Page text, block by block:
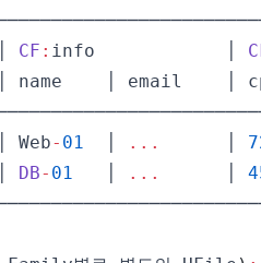
CF : info            │
Web- 01 ...
DB- 01 ...